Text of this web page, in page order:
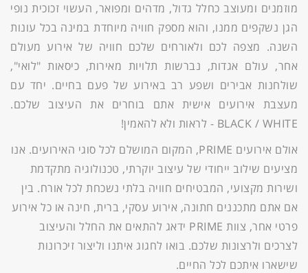
מוזמנים ומעוצב כחלל גדול, מדהים ומפואר, העשוי זכוכית נופי
הגן נשקפים ממנו, והוא מספק חוויה מיוחדת במינה בכל עונות
השנה. מצפה לכם ולאורחים שלכם חוויה של אירוע מעולם
אחר, עולם אגדות, נברשות תלויות מאירות, כיסאות "לואי",
שולחנות אבירים ושפע רב באירוע של פעם בחיים. יחד עם
מעצבת אירועים אישית אתם בוחרים את העיצוב שלכם.
BLACK / WHITE - לראות ולא להאמין!
אולם אירועים PRIME, המקום המושלם לכל סוגי האירועים. אנו
מציעים שילוב ייחודי של עיצוב יוקרתי, טכנולוגיה מתקדמת
ושירות מקצועי, המבטיחים חוויה בלתי נשכחת לכל אורח. בין
אם אתם מתכננים חתונה, אירוע עסקי, ברית, חינה או כל אירוע
פרטי אחר, צוות PRIME ידאג להתאים את החלל והעיצוב
לצרכים ולרצונות שלכם. בואו לחגוג איתנו וליצור זיכרונות
שישארו איתכם לכל החיים.